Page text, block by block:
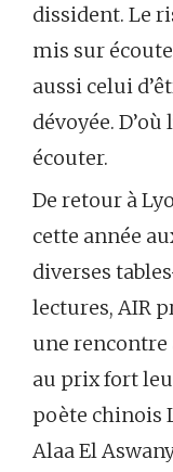
dissident. Le
mis sur
aussi celui
dévoyée.
écouter.
De retour à
cette année
diverses
lectures, AIR
une rencontre
au prix fort
poète chinois
Alaa El